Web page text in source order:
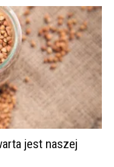
jest naszej